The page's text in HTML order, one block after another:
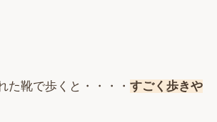
た靴で歩くと・・・・ すごく 歩きや